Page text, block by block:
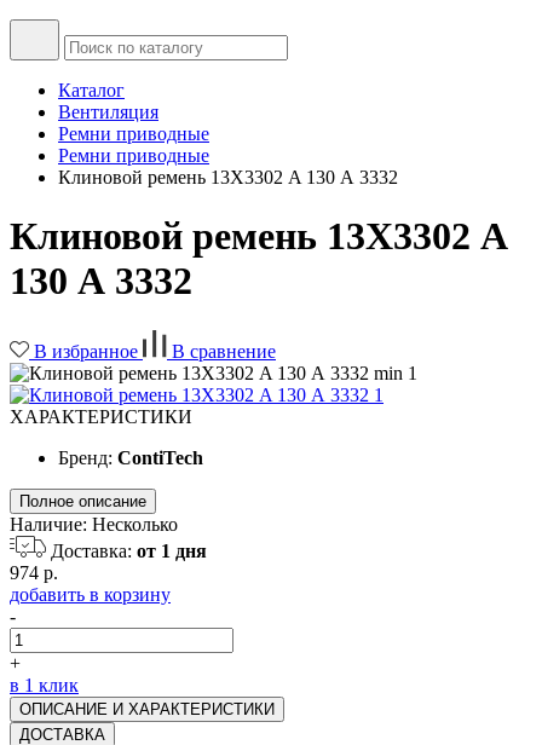
Каталог
Вентиляция
Ремни приводные
Ремни приводные
Клиновой ремень 13Х3302 A 130 А 3332
Клиновой ремень 13Х3302 A
130 А 3332
В избранное В сравнение
ХАРАКТЕРИСТИКИ
Бренд: ContiTech
Полное описание
Наличие: Несколько
Доставка: от 1 дня
974 р.
добавить в корзину
-
+
в 1 клик
ОПИСАНИЕ И ХАРАКТЕРИСТИКИ
ДОСТАВКА